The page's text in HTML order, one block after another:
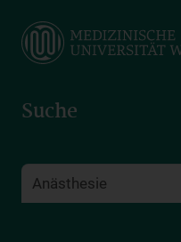
main
Suche